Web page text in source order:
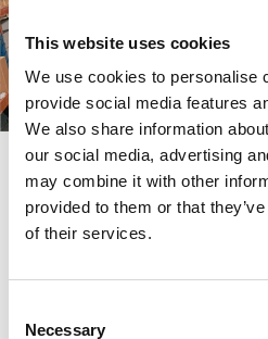
This website uses cookies
We use cookies to personalise
provide social media features
We also share information
our social media, advertising
may combine it with other
provided to them or that
of their services.
Selection
Necessary
GLOBALE
Weltweite